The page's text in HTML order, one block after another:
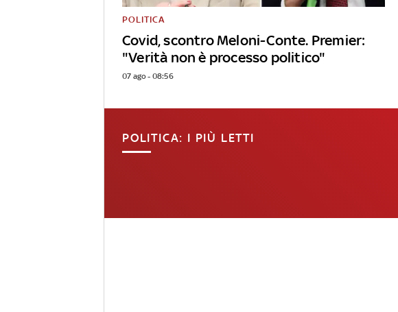
Covid, scontro Meloni-Conte. Premier:
"Verità non è processo politico"
POLITICA
07 ago - 08:56
POLITICA: I PIÙ LETTI